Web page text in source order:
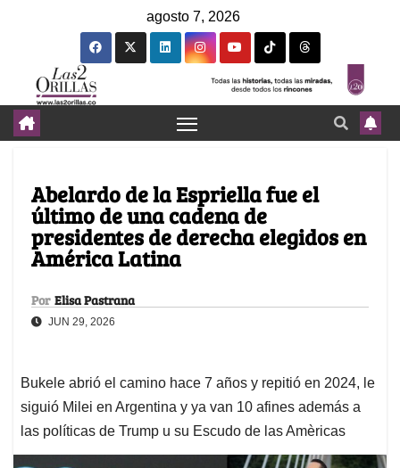
agosto 7, 2026
Abelardo de la Espriella fue el
último de una cadena de
presidentes de derecha elegidos en
América Latina
Por Elisa Pastrana
JUN 29, 2026
Bukele abrió el camino hace 7 años y repitió en 2024, le
siguió Milei en Argentina y ya van 10 afines además a
las políticas de Trump u su Escudo de las Amèricas